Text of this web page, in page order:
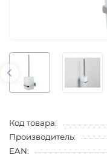
Код товара:
Производитель:
EAN: